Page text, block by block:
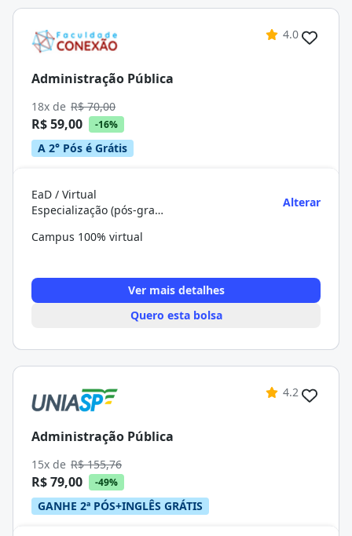
4.0
Administração Pública
18x de R$ 70,00
R$ 59,00 -16%
A 2° Pós é Grátis
EaD / Virtual
Especialização (pós-graduação)
Alterar
Campus 100% virtual
Ver mais detalhes
Quero esta bolsa
4.2
Administração Pública
15x de R$ 155,76
R$ 79,00 -49%
GANHE 2ª PÓS+INGLÊS GRÁTIS